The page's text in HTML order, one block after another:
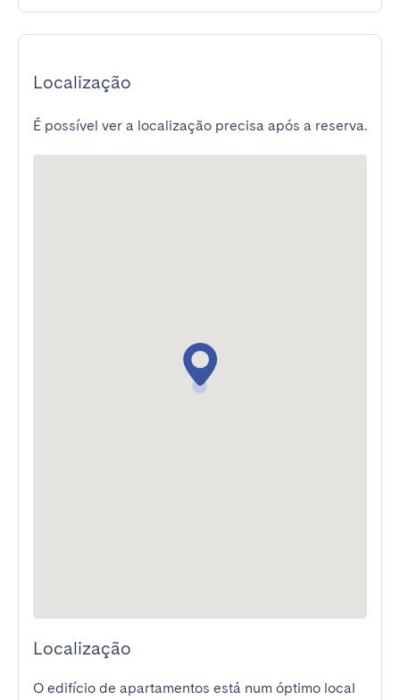
Localização
É possível ver a localização precisa após a reserva.
Localização
O edifício de apartamentos está num óptimo local